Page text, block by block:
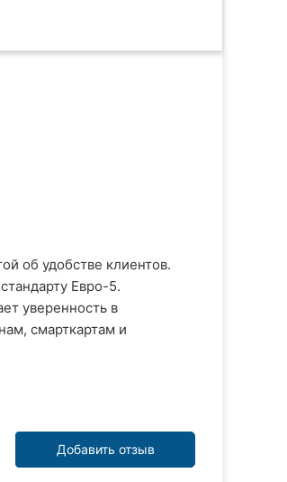
об удобстве клиентов.
Евро-5.
уверенность в
смарткартам и
Добавить отзыв